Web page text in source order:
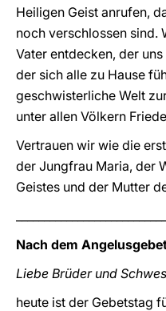
Heiligen Geist anrufen,
noch verschlossen sind.
Vater entdecken, der
der sich alle zu Hause
geschwisterliche Welt
unter allen Völkern
Vertrauen wir wie die
der Jungfrau Maria, der
Geistes und der Mutter
Nach dem
Liebe Brüder und
heute ist der Gebetstag